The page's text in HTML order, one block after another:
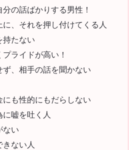
の話ばかりする男性！
、それを押し付けてくる人
持たない
ライドが高い！
、相手の話を聞かない
にも性的にもだらしない
嘘を吐く人
ない
ない人